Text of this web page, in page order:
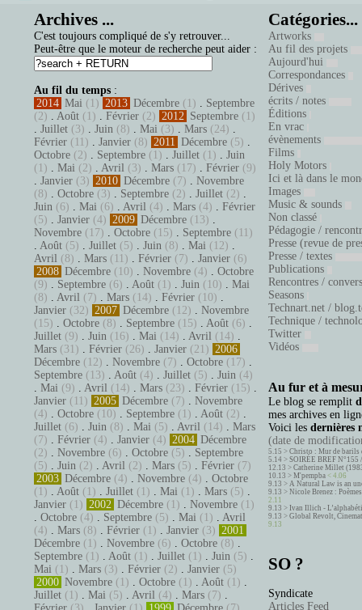
Archives ...
C'est toujours compliqué de s'y retrouver...
Peut-être que le moteur de recherche peut aider :
Au fil du temps :
2014 Mai (1) 2013 Décembre (1) . Septembre
(2) . Août (1) . Février (2) 2012 Septembre (1)
. Juillet (3) . Juin (8) . Mai (3) . Mars (24) .
Février (11) . Janvier (8) 2011 Décembre (5) .
Octobre (2) . Septembre (1) . Juillet (1) . Juin
(1) . Mai (2) . Avril (3) . Mars (17) . Février (9)
. Janvier (3) 2010 Décembre (7) . Novembre
(8) . Octobre (3) . Septembre (2) . Juillet (2) .
Juin (6) . Mai (6) . Avril (4) . Mars (4) . Février
(5) . Janvier (4) 2009 Décembre (13) .
Novembre (17) . Octobre (15) . Septembre (11)
. Août (5) . Juillet (5) . Juin (8) . Mai (12) .
Avril (8) . Mars (11) . Février (7) . Janvier (6)
2008 Décembre (10) . Novembre (4) . Octobre
(9) . Septembre (6) . Août (1) . Juin (10) . Mai
(8) . Avril (7) . Mars (14) . Février (10) .
Janvier (32) 2007 Décembre (12) . Novembre
(15) . Octobre (8) . Septembre (15) . Août (6) .
Juillet (9) . Juin (16) . Mai (14) . Avril (14) .
Mars (31) . Février (26) . Janvier (21) 2006
Décembre (12) . Novembre (7) . Octobre (17) .
Septembre (13) . Août (4) . Juillet (5) . Juin (4)
. Mai (9) . Avril (14) . Mars (23) . Février (15) .
Janvier (11) 2005 Décembre (7) . Novembre
(4) . Octobre (10) . Septembre (1) . Août (2) .
Juillet (6) . Juin (8) . Mai (5) . Avril (14) . Mars
(7) . Février (4) . Janvier (4) 2004 Décembre
(2) . Novembre (6) . Octobre (5) . Septembre
(5) . Juin (2) . Avril (2) . Mars (5) . Février (7)
2003 Décembre (4) . Novembre (4) . Octobre
(1) . Août (1) . Juillet (1) . Mai (1) . Mars (5) .
Janvier (1) 2002 Décembre (1) . Novembre (1)
. Octobre (4) . Septembre (5) . Mai (1) . Avril
(4) . Mars (8) . Février (1) . Janvier (3) 2001
Décembre (1) . Novembre (6) . Octobre (8) .
Septembre (1) . Août (1) . Juillet (1) . Juin (5) .
Mai (1) . Mars (3) . Février (2) . Janvier (5)
2000 Novembre (1) . Octobre (1) . Août (1) .
Juillet (1) . Mai (5) . Avril (4) . Mars (7) .
Catégories...
Artworks
Au fil des projets
Aujourd'hui
Correspondances
Dérives
écrits / notes
Éditions
En vrac
évènements
Films
Holy Motors
Ici et là dans le
Images
Music & sounds
Non classé
Pédagogie /
Presse (revue de
Presse / textes
Publications
Rencontres /
Seasons
Technart.net /
Technique /
Twitter
Vidéos
Au fur et à
Le blog se remplit
mes archives en
Voici les dernières
(date de
5.15 > Christo : Mur de barils
5.14 > SOIRÉE BREF
12.13 > Catherine Millet
10.13 > M'pempba < 4.06
9.13 > A Natural Law is an
9.13 > Nicole Brenez :
2.11
9.13 > Ivan Illich -
9.13 > Global Revolt,
9.13
SO ?
Syndicate
Articles Feed